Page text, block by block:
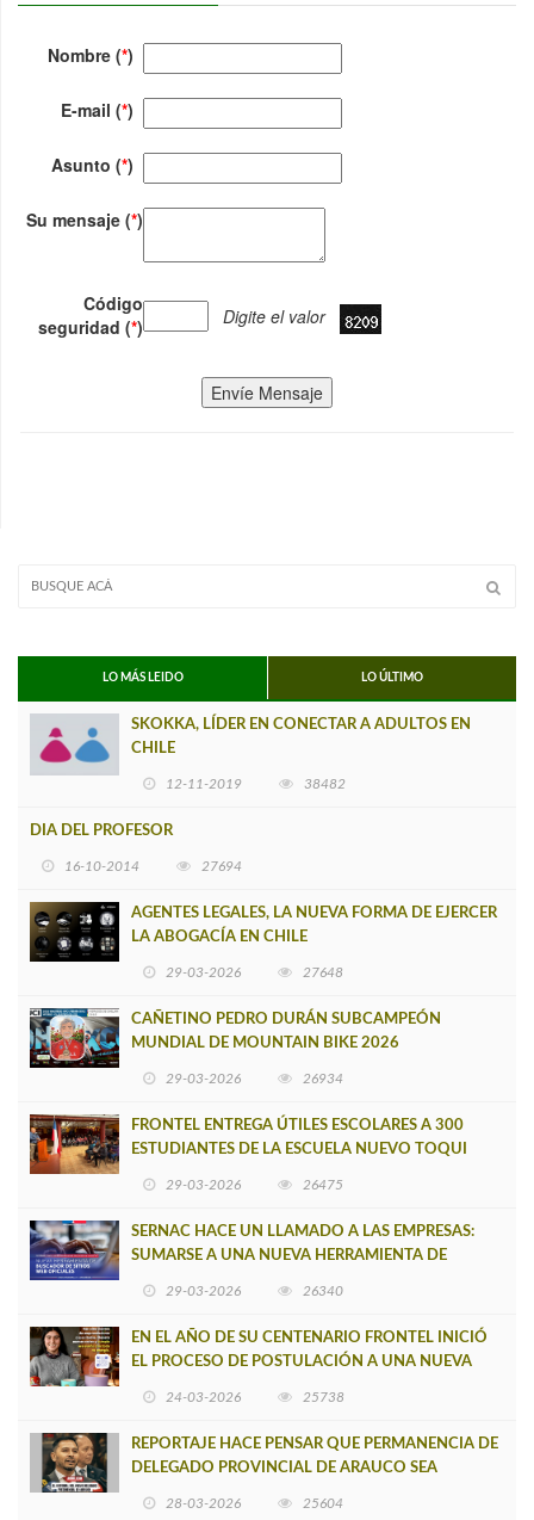
Nombre (*)
E-mail (*)
Asunto (*)
Su mensaje (*)
Código
seguridad (*) Digite el valor
Envíe Mensaje
LO MÁS LEIDO LO ÚLTIMO
SKOKKA, LÍDER EN CONECTAR A ADULTOS EN
CHILE
12-11-2019 38482
DIA DEL PROFESOR
16-10-2014 27694
AGENTES LEGALES, LA NUEVA FORMA DE EJERCER
LA ABOGACÍA EN CHILE
29-03-2026 27648
CAÑETINO PEDRO DURÁN SUBCAMPEÓN
MUNDIAL DE MOUNTAIN BIKE 2026
29-03-2026 26934
FRONTEL ENTREGA ÚTILES ESCOLARES A 300
ESTUDIANTES DE LA ESCUELA NUEVO TOQUI
29-03-2026 26475
SERNAC HACE UN LLAMADO A LAS EMPRESAS:
SUMARSE A UNA NUEVA HERRAMIENTA DE
29-03-2026 26340
EN EL AÑO DE SU CENTENARIO FRONTEL INICIÓ
EL PROCESO DE POSTULACIÓN A UNA NUEVA
24-03-2026 25738
REPORTAJE HACE PENSAR QUE PERMANENCIA DE
DELEGADO PROVINCIAL DE ARAUCO SEA
28-03-2026 25604